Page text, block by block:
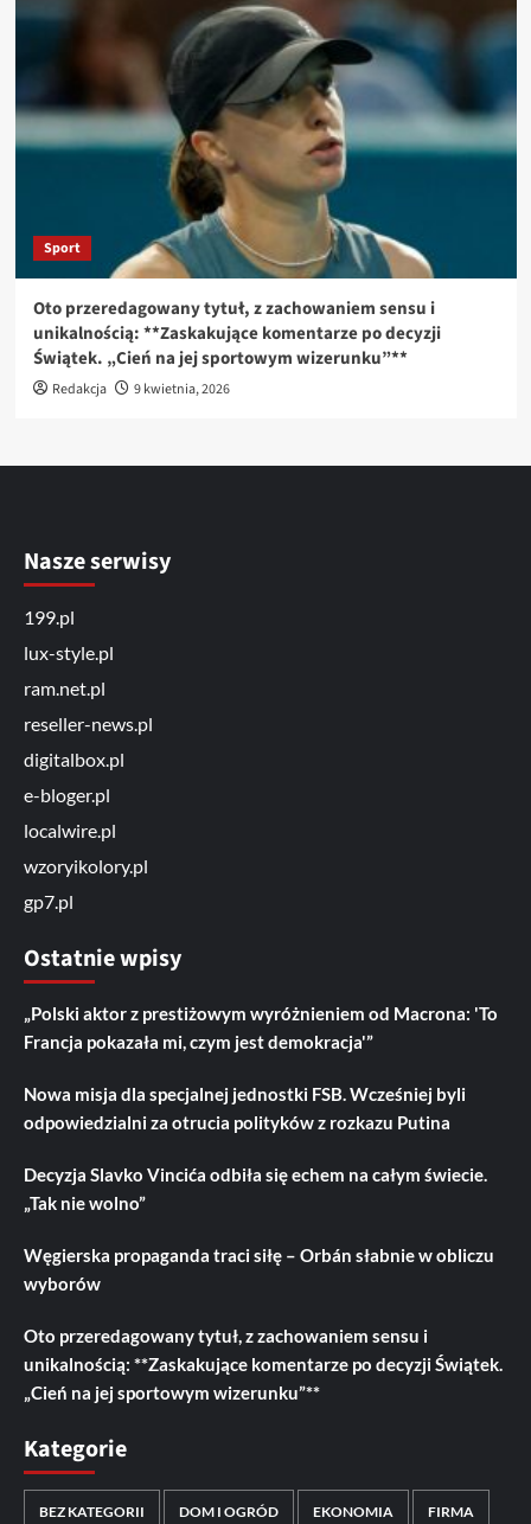
Sport
Oto przeredagowany tytuł, z zachowaniem sensu i
unikalnością: **Zaskakujące komentarze po decyzji
Świątek. „Cień na jej sportowym wizerunku”**
Redakcja 9 kwietnia, 2026
Nasze serwisy
199.pl
lux-style.pl
ram.net.pl
reseller-news.pl
digitalbox.pl
e-bloger.pl
localwire.pl
wzoryikolory.pl
gp7.pl
Ostatnie wpisy
„Polski aktor z prestiżowym wyróżnieniem od Macrona: 'To
Francja pokazała mi, czym jest demokracja'”
Nowa misja dla specjalnej jednostki FSB. Wcześniej byli
odpowiedzialni za otrucia polityków z rozkazu Putina
Decyzja Slavko Vincića odbiła się echem na całym świecie.
„Tak nie wolno”
Węgierska propaganda traci siłę – Orbán słabnie w obliczu
wyborów
Oto przeredagowany tytuł, z zachowaniem sensu i
unikalnością: **Zaskakujące komentarze po decyzji Świątek.
„Cień na jej sportowym wizerunku”**
Kategorie
BEZ KATEGORII DOM I OGRÓD EKONOMIA FIRMA